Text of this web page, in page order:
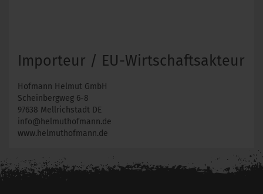
Importeur / EU-Wirtschaftsakteur
Hofmann Helmut GmbH
Scheinbergweg 6-8
97638 Mellrichstadt DE
info@helmuthofmann.de
www.helmuthofmann.de